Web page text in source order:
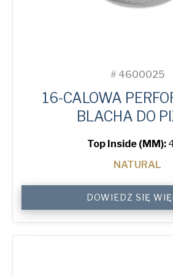
# 4600025
16-CALOWA
BLACHA DO
Top Inside (MM):
NATURAL
Pizza
Tray
quantity
DOWIEDZ SIĘ